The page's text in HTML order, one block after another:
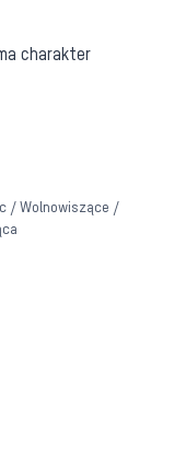
charakter
/ Wolnowiszące /